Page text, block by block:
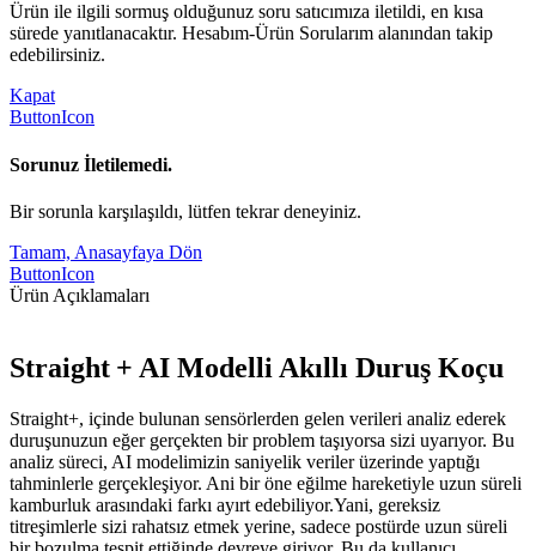
Ürün ile ilgili sormuş olduğunuz soru satıcımıza iletildi, en kısa
sürede yanıtlanacaktır. Hesabım-Ürün Sorularım alanından takip
edebilirsiniz.
Kapat
ButtonIcon
Sorunuz İletilemedi.
Bir sorunla karşılaşıldı, lütfen tekrar deneyiniz.
Tamam, Anasayfaya Dön
ButtonIcon
Ürün Açıklamaları
Straight + AI Modelli Akıllı Duruş Koçu
Straight+, içinde bulunan sensörlerden gelen verileri analiz ederek
duruşunuzun eğer gerçekten bir problem taşıyorsa sizi uyarıyor. Bu
analiz süreci, AI modelimizin saniyelik veriler üzerinde yaptığı
tahminlerle gerçekleşiyor. Ani bir öne eğilme hareketiyle uzun süreli
kamburluk arasındaki farkı ayırt edebiliyor.Yani, gereksiz
titreşimlerle sizi rahatsız etmek yerine, sadece postürde uzun süreli